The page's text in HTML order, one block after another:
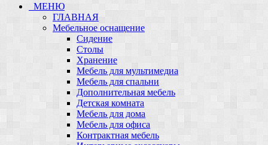
МЕНЮ
ГЛАВНАЯ
Мебельное оснащение
Сидение
Столы
Хранение
Мебель для мультимедиа
Мебель для спальни
Дополнительная мебель
Детская комната
Мебель для дома
Мебель для офиса
Контрактная мебель